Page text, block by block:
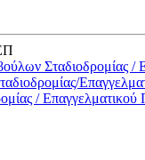
Σταδιοδρομίας /
/ Επαγγελματικού